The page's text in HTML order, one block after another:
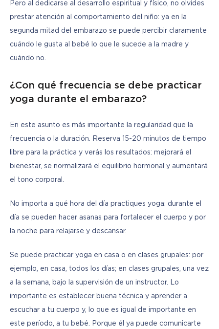
Pero al dedicarse al desarrollo espiritual y físico, no olvides
prestar atención al comportamiento del niño: ya en la
segunda mitad del embarazo se puede percibir claramente
cuándo le gusta al bebé lo que le sucede a la madre y
cuándo no.
¿Con qué frecuencia se debe practicar
yoga durante el embarazo?
En este asunto es más importante la regularidad que la
frecuencia o la duración. Reserva 15-20 minutos de tiempo
libre para la práctica y verás los resultados: mejorará el
bienestar, se normalizará el equilibrio hormonal y aumentará
el tono corporal.
No importa a qué hora del día practiques yoga: durante el
día se pueden hacer asanas para fortalecer el cuerpo y por
la noche para relajarse y descansar.
Se puede practicar yoga en casa o en clases grupales: por
ejemplo, en casa, todos los días; en clases grupales, una vez
a la semana, bajo la supervisión de un instructor. Lo
importante es establecer buena técnica y aprender a
escuchar a tu cuerpo y, lo que es igual de importante en
este período, a tu bebé. Porque él ya puede comunicarte